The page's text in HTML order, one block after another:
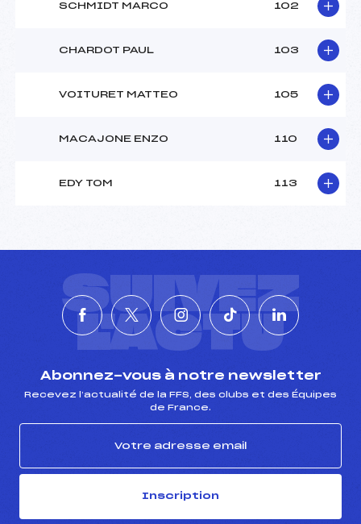
SCHMIDT MARCO 102
CHARDOT PAUL 103
VOITURET MATTEO 105
MACAJONE ENZO 110
EDY TOM 113
SUIVEZ
L'ACTU
Abonnez-vous à notre newsletter
Recevez l’actualité de la FFS, des clubs et des Équipes
de France.
Inscription